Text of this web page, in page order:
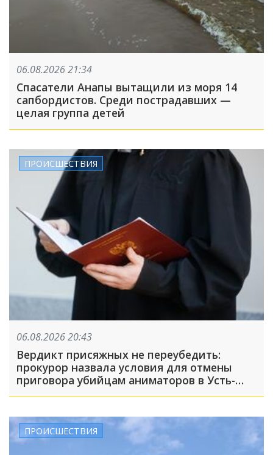
06.08.2026 21:34
Спасатели Анапы вытащили из моря 14
сапбордистов. Среди пострадавших —
целая группа детей
ПРОИСШЕСТВИЯ
06.08.2026 20:43
Вердикт присяжных не переубедить:
прокурор назвала условия для отмены
приговора убийцам аниматоров в Усть-
ПРОИСШЕСТВИЯ